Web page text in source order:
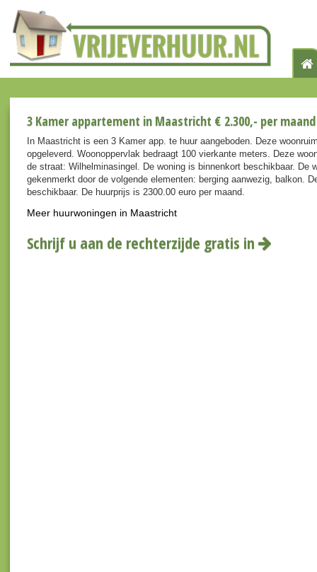
3 Kamer appartement in Maastricht € 2.300,- per maand
In Maastricht is een 3 Kamer app. te huur aangeboden. Deze
opgeleverd. Woonoppervlak bedraagt 100 vierkante meters. Deze
de straat: Wilhelminasingel. De woning is binnenkort beschikbaar. De
gekenmerkt door de volgende elementen: berging aanwezig, balkon.
beschikbaar. De huurprijs is 2300.00 euro per maand.
Meer huurwoningen in Maastricht
Schrijf u aan de rechterzijde gratis in